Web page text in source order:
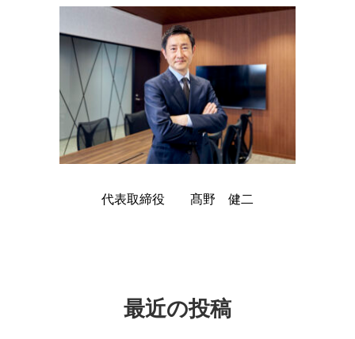
代表取締役 髙野 健二
最近の投稿